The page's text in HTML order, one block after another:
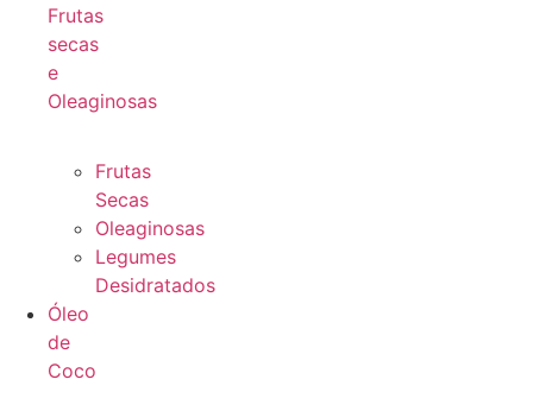
Frutas
secas
e
Oleaginosas
Frutas
Secas
Oleaginosas
Legumes
Desidratados
Óleo
de
Coco